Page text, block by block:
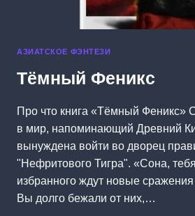
АЗИАТСКОЕ ФЭНТЕЗИ
Тёмный Феникс
Про что книга «Тёмный Феникс»
в мир, напоминающий Древний
вынуждена войти во дворец
"Нефритового Тигра". «Сона,
избранного ждут новые
Вы долго бежали от них,…